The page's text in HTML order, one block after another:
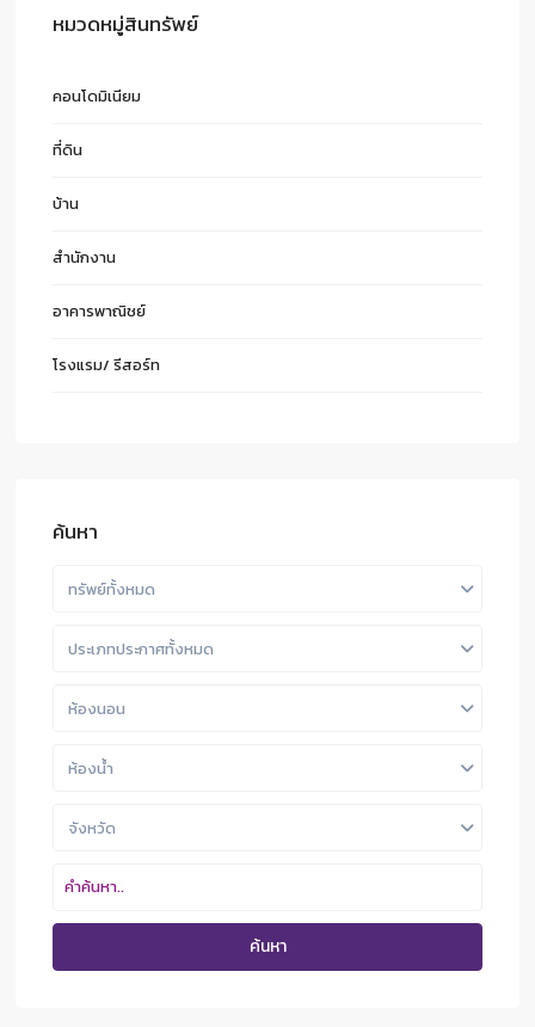
หมวดหมู่สินทรัพย์
คอนโดมิเนียม
ที่ดิน
บ้าน
สำนักงาน
อาคารพาณิชย์
โรงแรม/ รีสอร์ท
ค้นหา
ทรัพย์ทั้งหมด
ประเภทประกาศทั้งหมด
ห้องนอน
ห้องน้ำ
จังหวัด
ค้นหา